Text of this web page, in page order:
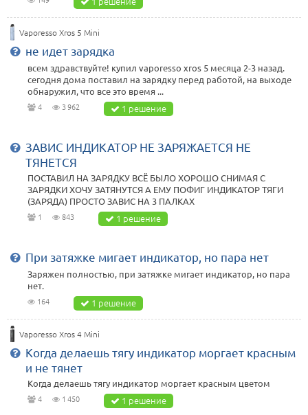
Vaporesso Xros 5 Mini
не идет зарядка
всем здравствуйте! купил vaporesso xros 5 месяца 2-3 назад.
сегодня дома поставил на зарядку перед работой, на выходе
обнаружил, что все это время ...
4 3 962 1 решение
ЗАВИС ИНДИКАТОР НЕ ЗАРЯЖАЕТСЯ НЕ
ТЯНЕТСЯ
ПОСТАВИЛ НА ЗАРЯДКУ ВСЁ БЫЛО ХОРОШО СНИМАЯ С
ЗАРЯДКИ ХОЧУ ЗАТЯНУТСЯ А ЕМУ ПОФИГ ИНДИКАТОР ТЯГИ
(ЗАРЯДА) ПРОСТО ЗАВИС НА 3 ПАЛКАХ
1 843 1 решение
При затяжке мигает индикатор, но пара нет
Заряжен полностью, при затяжке мигает индикатор, но пара
нет.
164 1 решение
Vaporesso Xros 4 Mini
Когда делаешь тягу индикатор моргает красным
и не тянет
Когда делаешь тягу индикатор моргает красным цветом
4 1 450 1 решение